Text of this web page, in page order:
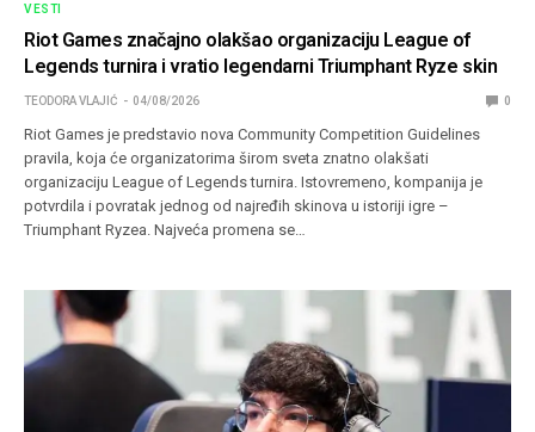
VESTI
Riot Games značajno olakšao organizaciju League of
Legends turnira i vratio legendarni Triumphant Ryze skin
TEODORA VLAJIĆ 04/08/2026 0
Riot Games je predstavio nova Community Competition Guidelines
pravila, koja će organizatorima širom sveta znatno olakšati
organizaciju League of Legends turnira. Istovremeno, kompanija je
potvrdila i povratak jednog od najređih skinova u istoriji igre –
Triumphant Ryzea. Najveća promena se…